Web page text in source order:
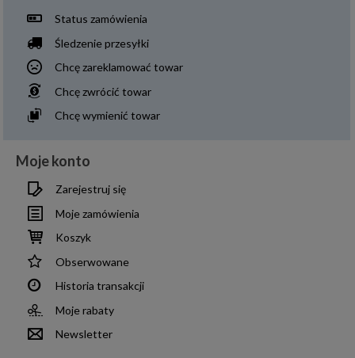
Status zamówienia
Śledzenie przesyłki
Chcę zareklamować towar
Chcę zwrócić towar
Chcę wymienić towar
Moje konto
Zarejestruj się
Moje zamówienia
Koszyk
Obserwowane
Historia transakcji
Moje rabaty
Newsletter